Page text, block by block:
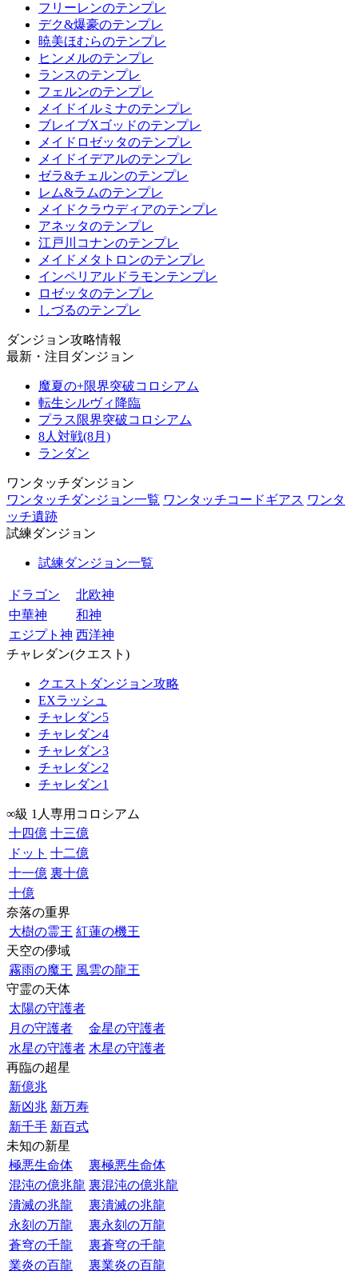
フリーレンのテンプレ
デク&爆豪のテンプレ
暁美ほむらのテンプレ
ヒンメルのテンプレ
ランスのテンプレ
フェルンのテンプレ
メイドイルミナのテンプレ
ブレイブXゴッドのテンプレ
メイドロゼッタのテンプレ
メイドイデアルのテンプレ
ゼラ&チェルンのテンプレ
レム&ラムのテンプレ
メイドクラウディアのテンプレ
アネッタのテンプレ
江戸川コナンのテンプレ
メイドメタトロンのテンプレ
インペリアルドラモンテンプレ
ロゼッタのテンプレ
しづるのテンプレ
ダンジョン攻略情報
最新・注目ダンジョン
魔夏の+限界突破コロシアム
転生シルヴィ降臨
プラス限界突破コロシアム
8人対戦(8月)
ランダン
ワンタッチダンジョン
ワンタッチダンジョン一覧 ワンタッチコードギアス ワンタ
ッチ遺跡
試練ダンジョン
試練ダンジョン一覧
ドラゴン
北欧神
中華神
和神
エジプト神 西洋神
チャレダン(クエスト)
クエストダンジョン攻略
EXラッシュ
チャレダン5
チャレダン4
チャレダン3
チャレダン2
チャレダン1
∞級 1人専用コロシアム
十四億 十三億
ドット 十二億
十一億 裏十億
十億
奈落の重界
大樹の霊王 紅蓮の機王
天空の儚域
霧雨の魔王 風雲の龍王
守霊の天体
太陽の守護者
月の守護者
金星の守護者
水星の守護者 木星の守護者
再臨の超星
新億兆
新凶兆 新万寿
新千手 新百式
未知の新星
極悪生命体
裏極悪生命体
混沌の億兆龍 裏混沌の億兆龍
潰滅の兆龍
裏潰滅の兆龍
永刻の万龍
裏永刻の万龍
蒼穹の千龍
裏蒼穹の千龍
業炎の百龍
裏業炎の百龍